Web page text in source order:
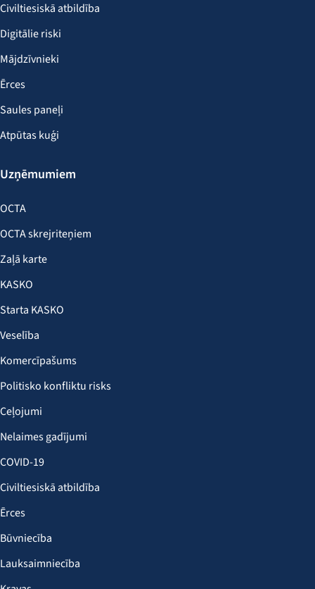
Civiltiesiskā atbildība
Digitālie riski
Mājdzīvnieki
Ērces
Saules paneļi
Atpūtas kuģi
Uzņēmumiem
OCTA
OCTA skrejriteņiem
Zaļā karte
KASKO
Starta KASKO
Veselība
Komercīpašums
Politisko konfliktu risks
Ceļojumi
Nelaimes gadījumi
COVID-19
Civiltiesiskā atbildība
Ērces
Būvniecība
Lauksaimniecība